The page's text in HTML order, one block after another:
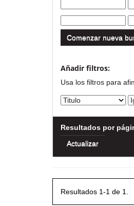
Comenzar nueva
Añadir filtros:
Usa los filtros para
Resultados por
Resultados 1-1 de 1.